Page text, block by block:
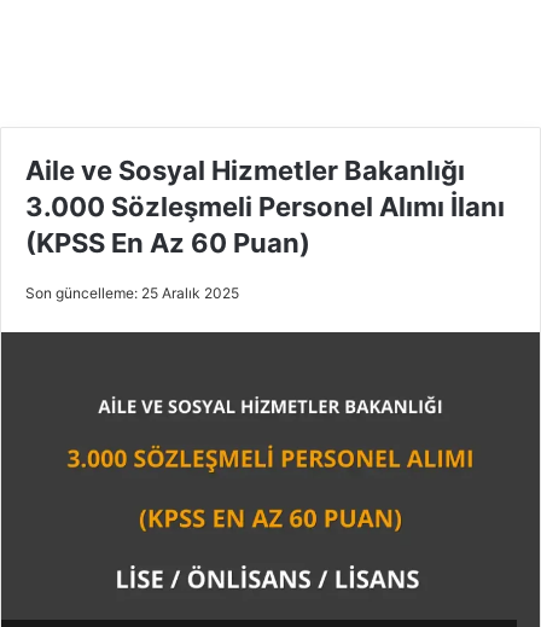
Aile ve Sosyal Hizmetler Bakanlığı
3.000 Sözleşmeli Personel Alımı İlanı
(KPSS En Az 60 Puan)
Son güncelleme: 25 Aralık 2025